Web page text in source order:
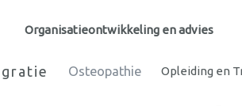
Organisatieontwikkeling en advies
Osteopathie Opleiding en